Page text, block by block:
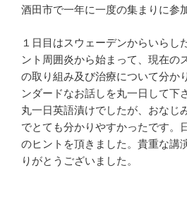
酒田市で一年に一度の集まりに参
１日目はスウェーデンからいらし
ント周囲炎から始まって、現在の
の取り組み及び治療について分か
ンダードなお話しを丸一日して下
丸一日英語漬けでしたが、おなじ
でとても分かりやすかったです。
のヒントを頂きました。貴重な講
りがとうございました。
神